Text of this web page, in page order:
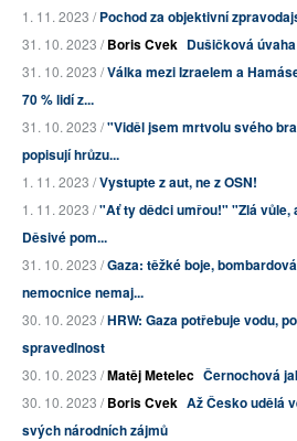
1. 11. 2023 /Pochod za objektivní
31. 10. 2023 /Boris Cvek Dušičková
31. 10. 2023 /Válka mezi Izraelem a
70 % lidí z...
31. 10. 2023 /"Viděl jsem mrtvolu svého
popisují hrůzu...
1. 11. 2023 /Vystupte z aut, ne z OSN!
1. 11. 2023 /"Ať ty dědci umřou!" "Zlá vůle,
Děsivé pom...
31. 10. 2023 /Gaza: těžké boje,
nemocnice nemaj...
30. 10. 2023 /HRW: Gaza potřebuje vodu,
spravedlnost
30. 10. 2023 /Matěj Metelec Černochová
30. 10. 2023 /Boris Cvek Až Česko udělá
svých národních zájmů